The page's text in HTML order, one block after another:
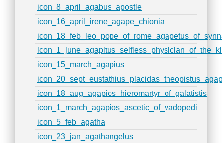
icon_8_april_agabus_apostle
icon_16_april_irene_agape_chionia
icon_15_march_agapius
icon_18_aug_agapios_hieromartyr_of_galatistis
icon_1_march_agapios_ascetic_of_vadopedi
icon_5_feb_agatha
icon_23_jan_agathangelus